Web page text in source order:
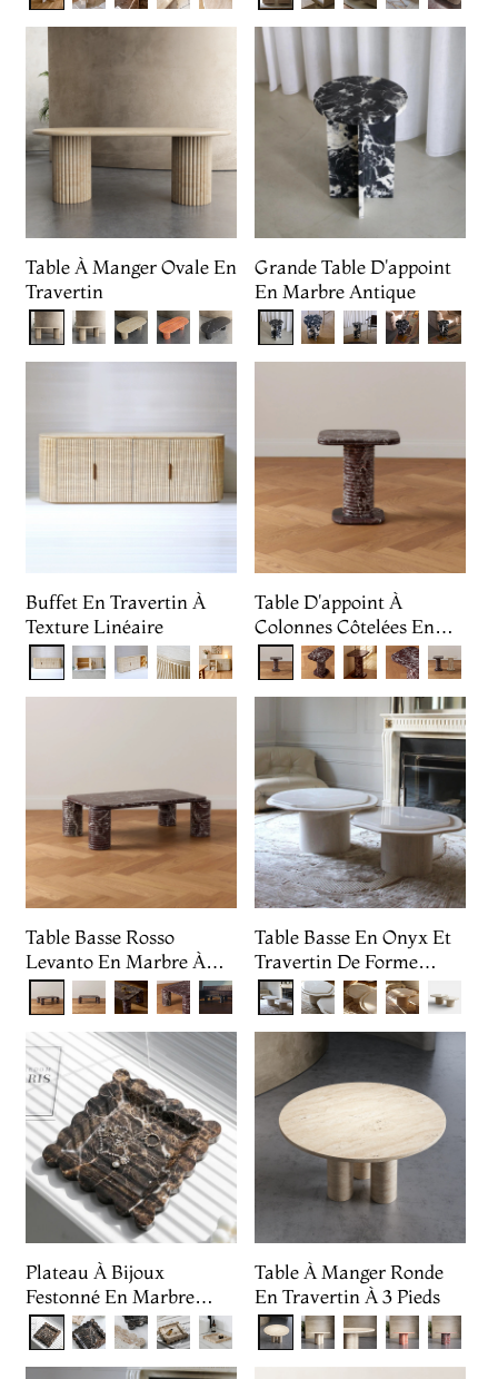
Table À Manger Ovale En
Travertin
Grande Table D'appoint
En Marbre Antique
Buffet En Travertin À
Texture Linéaire
Table D'appoint À
Colonnes Côtelées En
Marbre Rosso Levanto
Table Basse Rosso
Levanto En Marbre À
Pieds Côtelés
Table Basse En Onyx Et
Travertin De Forme
Irrégulière
Plateau À Bijoux
Festonné En Marbre
Foncé Emperado
Table À Manger Ronde
En Travertin À 3 Pieds